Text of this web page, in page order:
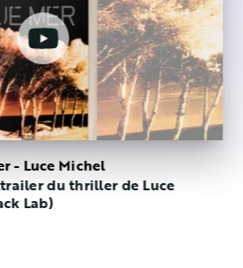
- Luce Michel
du thriller de Luce
Lab)